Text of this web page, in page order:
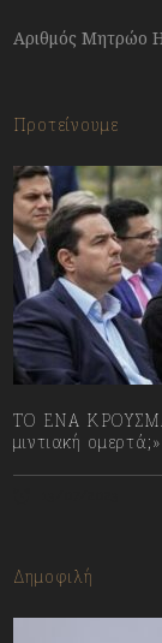
Αριθμός Μητρώο
Προτείνουμε
ΤΟ ΕΝΑ ΚΡΟΥΣΜΑ
μιντιακή ομερτά;»
Δημοφιλή